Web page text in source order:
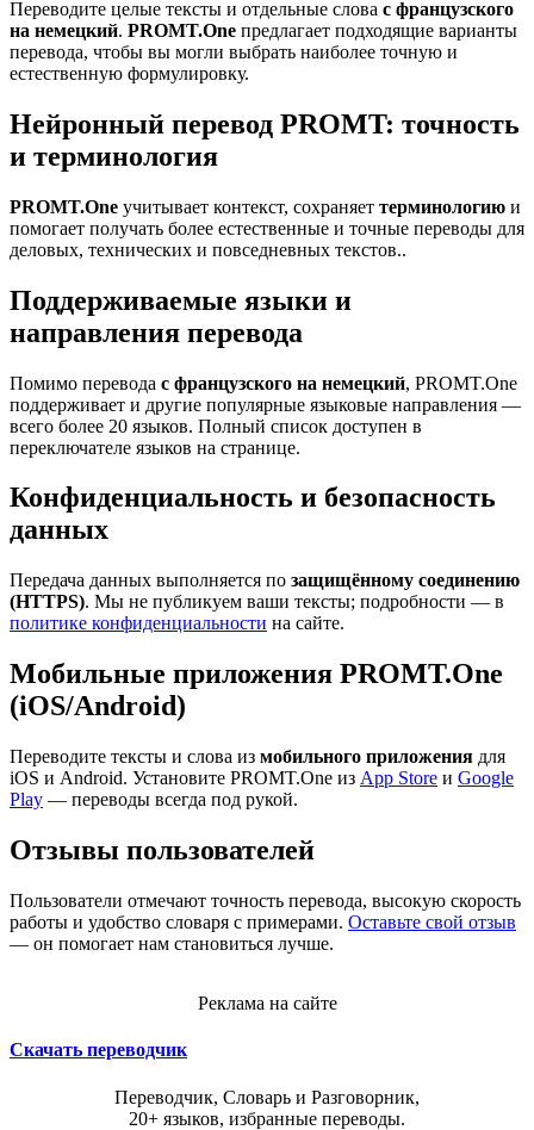
Переводите целые тексты и отдельные слова с французского
на немецкий. PROMT.One предлагает подходящие варианты
перевода, чтобы вы могли выбрать наиболее точную и
естественную формулировку.
Нейронный перевод PROMT: точность
и терминология
PROMT.One учитывает контекст, сохраняет терминологию и
помогает получать более естественные и точные переводы для
деловых, технических и повседневных текстов..
Поддерживаемые языки и
направления перевода
Помимо перевода с французского на немецкий, PROMT.One
поддерживает и другие популярные языковые направления —
всего более 20 языков. Полный список доступен в
переключателе языков на странице.
Конфиденциальность и безопасность
данных
Передача данных выполняется по защищённому соединению
(HTTPS). Мы не публикуем ваши тексты; подробности — в
политике конфиденциальности на сайте.
Мобильные приложения PROMT.One
(iOS/Android)
Переводите тексты и слова из мобильного приложения для
iOS и Android. Установите PROMT.One из App Store и Google
Play — переводы всегда под рукой.
Отзывы пользователей
Пользователи отмечают точность перевода, высокую скорость
работы и удобство словаря с примерами. Оставьте свой отзыв
— он помогает нам становиться лучше.
Реклама на сайте
Скачать переводчик
Переводчик, Словарь и Разговорник,
20+ языков, избранные переводы.